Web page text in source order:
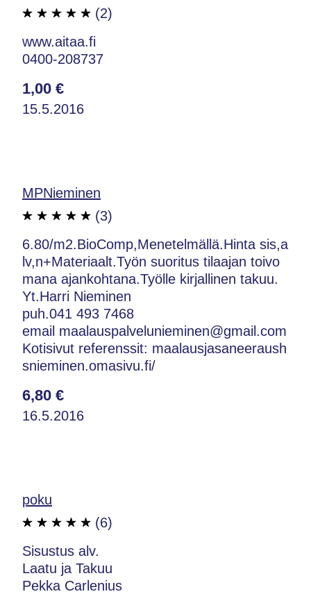
(2)
www.aitaa.fi
0400-208737
1,00 €
15.5.2016
MPNieminen
(3)
6.80/m2.BioComp,Menetelmällä.Hinta sis,a
lv,n+Materiaalt.Työn suoritus tilaajan toivo
mana ajankohtana.Työlle kirjallinen takuu.
Yt.Harri Nieminen
puh.041 493 7468
email maalauspalvelunieminen@gmail.com
Kotisivut referenssit: maalausjasaneeraush
snieminen.omasivu.fi/
6,80 €
16.5.2016
poku
(6)
Sisustus alv.
Laatu ja Takuu
Pekka Carlenius